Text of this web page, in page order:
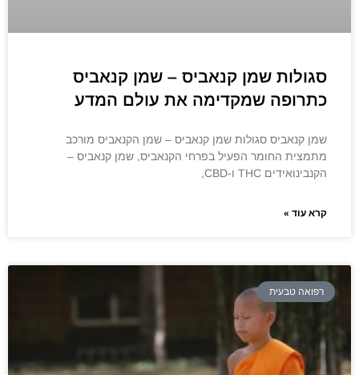
סגולות שמן קנאביס – שמן קנאביס
כתרופה שמקדימה את עולם המדע
שמן קנאביס סגולות שמן קנאביס – שמן הקנאביס מורכב
מתמצית החומר הפעיל בפרחי הקנאביס, שמן קנאביס –
הקנבינואידים THC ו-CBD,
קרא עוד »
רפואה טבעית